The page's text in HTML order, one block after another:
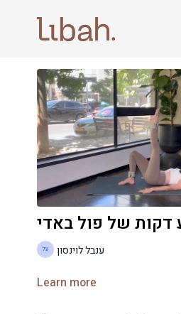
דקות של פול באדי
ענבל לוינסון
Learn more